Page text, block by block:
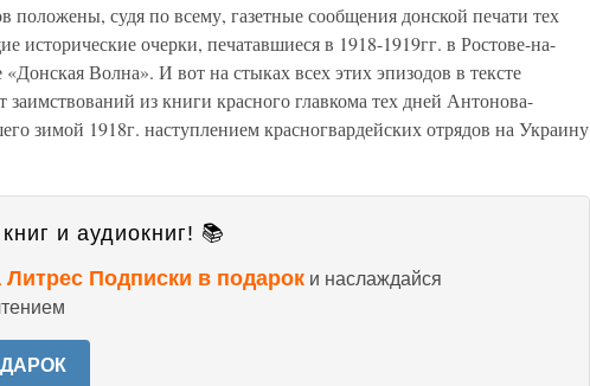
положены, судя по всему, газетные сообщения донской печати тех
исторические очерки, печатавшиеся в 1918-1919гг. в Ростове-на-
Волна». И вот на стыках всех этих эпизодов в тексте
заимствований из книги красного главкома тех дней Антонова-
зимой 1918г. наступлением красногвардейских отрядов на Украину
и аудиокниг! 📚
Литрес Подписки в подарок и наслаждайся